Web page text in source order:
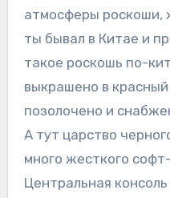
атмосферы роскоши,
ты бывал в Китае и
такое роскошь по-
выкрашено в
позолочено и
А тут царство
много жесткого
Центральная